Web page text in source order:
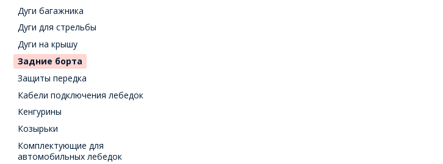
Дуги багажника
Дуги для стрельбы
Дуги на крышу
Задние борта
Защиты передка
Кабели подключения лебедок
Кенгурины
Козырьки
Комплектующие для
автомобильных лебедок